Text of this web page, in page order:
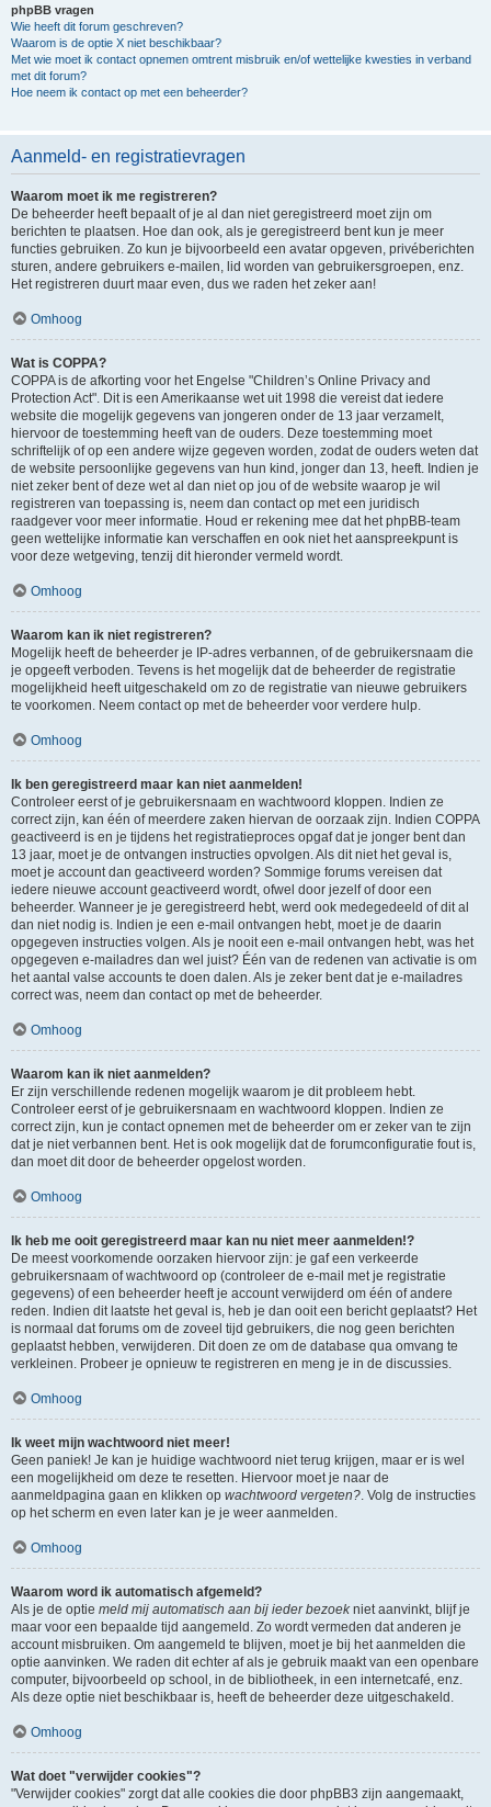
phpBB vragen
Wie heeft dit forum geschreven?
Waarom is de optie X niet beschikbaar?
Met wie moet ik contact opnemen omtrent misbruik en/of wettelijke kwesties in verband
met dit forum?
Hoe neem ik contact op met een beheerder?
Aanmeld- en registratievragen
Waarom moet ik me registreren?
De beheerder heeft bepaalt of je al dan niet geregistreerd moet zijn om
berichten te plaatsen. Hoe dan ook, als je geregistreerd bent kun je meer
functies gebruiken. Zo kun je bijvoorbeeld een avatar opgeven, privéberichten
sturen, andere gebruikers e-mailen, lid worden van gebruikersgroepen, enz.
Het registreren duurt maar even, dus we raden het zeker aan!
Omhoog
Wat is COPPA?
COPPA is de afkorting voor het Engelse "Children’s Online Privacy and
Protection Act". Dit is een Amerikaanse wet uit 1998 die vereist dat iedere
website die mogelijk gegevens van jongeren onder de 13 jaar verzamelt,
hiervoor de toestemming heeft van de ouders. Deze toestemming moet
schriftelijk of op een andere wijze gegeven worden, zodat de ouders weten dat
de website persoonlijke gegevens van hun kind, jonger dan 13, heeft. Indien je
niet zeker bent of deze wet al dan niet op jou of de website waarop je wil
registreren van toepassing is, neem dan contact op met een juridisch
raadgever voor meer informatie. Houd er rekening mee dat het phpBB-team
geen wettelijke informatie kan verschaffen en ook niet het aanspreekpunt is
voor deze wetgeving, tenzij dit hieronder vermeld wordt.
Omhoog
Waarom kan ik niet registreren?
Mogelijk heeft de beheerder je IP-adres verbannen, of de gebruikersnaam die
je opgeeft verboden. Tevens is het mogelijk dat de beheerder de registratie
mogelijkheid heeft uitgeschakeld om zo de registratie van nieuwe gebruikers
te voorkomen. Neem contact op met de beheerder voor verdere hulp.
Omhoog
Ik ben geregistreerd maar kan niet aanmelden!
Controleer eerst of je gebruikersnaam en wachtwoord kloppen. Indien ze
correct zijn, kan één of meerdere zaken hiervan de oorzaak zijn. Indien COPPA
geactiveerd is en je tijdens het registratieproces opgaf dat je jonger bent dan
13 jaar, moet je de ontvangen instructies opvolgen. Als dit niet het geval is,
moet je account dan geactiveerd worden? Sommige forums vereisen dat
iedere nieuwe account geactiveerd wordt, ofwel door jezelf of door een
beheerder. Wanneer je je geregistreerd hebt, werd ook medegedeeld of dit al
dan niet nodig is. Indien je een e-mail ontvangen hebt, moet je de daarin
opgegeven instructies volgen. Als je nooit een e-mail ontvangen hebt, was het
opgegeven e-mailadres dan wel juist? Één van de redenen van activatie is om
het aantal valse accounts te doen dalen. Als je zeker bent dat je e-mailadres
correct was, neem dan contact op met de beheerder.
Omhoog
Waarom kan ik niet aanmelden?
Er zijn verschillende redenen mogelijk waarom je dit probleem hebt.
Controleer eerst of je gebruikersnaam en wachtwoord kloppen. Indien ze
correct zijn, kun je contact opnemen met de beheerder om er zeker van te zijn
dat je niet verbannen bent. Het is ook mogelijk dat de forumconfiguratie fout is,
dan moet dit door de beheerder opgelost worden.
Omhoog
Ik heb me ooit geregistreerd maar kan nu niet meer aanmelden!?
De meest voorkomende oorzaken hiervoor zijn: je gaf een verkeerde
gebruikersnaam of wachtwoord op (controleer de e-mail met je registratie
gegevens) of een beheerder heeft je account verwijderd om één of andere
reden. Indien dit laatste het geval is, heb je dan ooit een bericht geplaatst? Het
is normaal dat forums om de zoveel tijd gebruikers, die nog geen berichten
geplaatst hebben, verwijderen. Dit doen ze om de database qua omvang te
verkleinen. Probeer je opnieuw te registreren en meng je in de discussies.
Omhoog
Ik weet mijn wachtwoord niet meer!
Geen paniek! Je kan je huidige wachtwoord niet terug krijgen, maar er is wel
een mogelijkheid om deze te resetten. Hiervoor moet je naar de
aanmeldpagina gaan en klikken op wachtwoord vergeten?. Volg de instructies
op het scherm en even later kan je je weer aanmelden.
Omhoog
Waarom word ik automatisch afgemeld?
Als je de optie meld mij automatisch aan bij ieder bezoekniet aanvinkt, blijf je
maar voor een bepaalde tijd aangemeld. Zo wordt vermeden dat anderen je
account misbruiken. Om aangemeld te blijven, moet je bij het aanmelden die
optie aanvinken. We raden dit echter af als je gebruik maakt van een openbare
computer, bijvoorbeeld op school, in de bibliotheek, in een internetcafé, enz.
Als deze optie niet beschikbaar is, heeft de beheerder deze uitgeschakeld.
Omhoog
Wat doet "verwijder cookies"?
"Verwijder cookies" zorgt dat alle cookies die door phpBB3 zijn aangemaakt,